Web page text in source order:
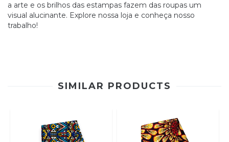
a arte e os brilhos das estampas fazem das roupas um
visual alucinante. Explore nossa loja e conheça nosso
trabalho!
SIMILAR PRODUCTS